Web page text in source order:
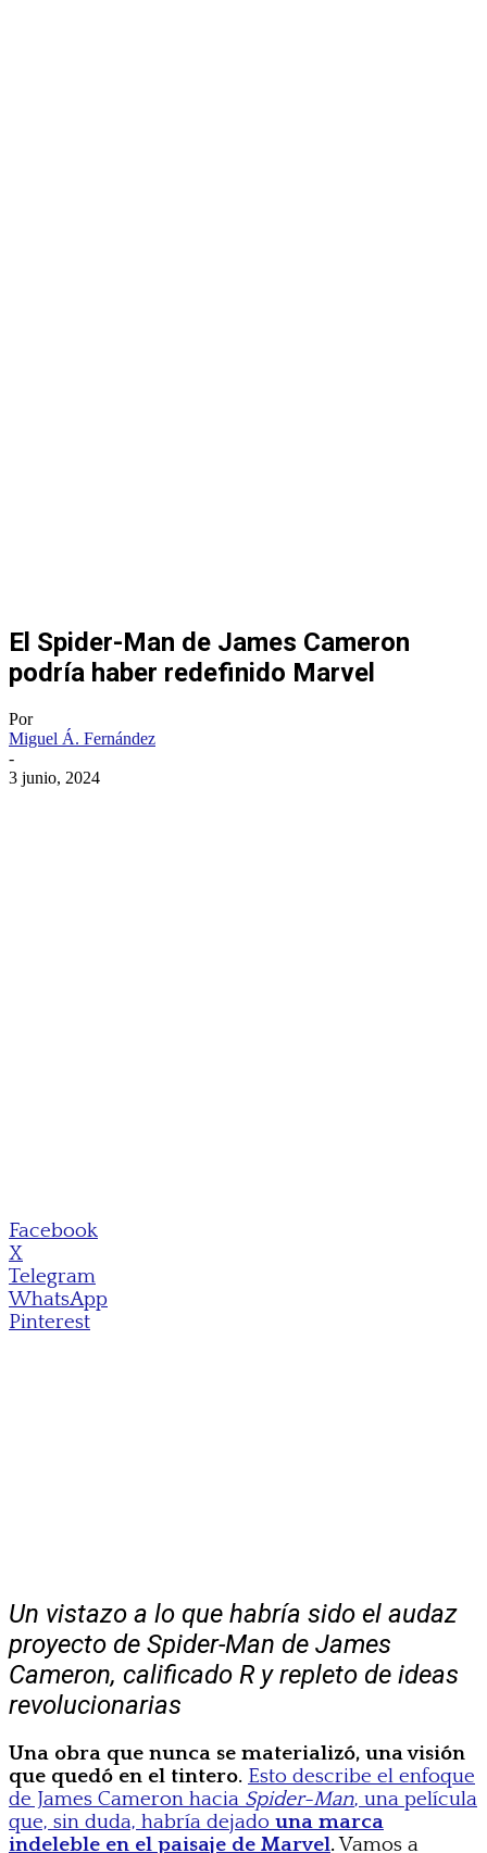
El Spider-Man de James Cameron
podría haber redefinido Marvel
Por
Miguel Á. Fernández
-
3 junio, 2024
Facebook
X
Telegram
WhatsApp
Pinterest
Un vistazo a lo que habría sido el audaz
proyecto de Spider-Man de James
Cameron, calificado R y repleto de ideas
revolucionarias
Una obra que nunca se materializó, una visión
que quedó en el tintero. Esto describe el enfoque
de James Cameron hacia Spider-Man, una película
que, sin duda, habría dejado una marca
indeleble en el paisaje de Marvel.Vamos a